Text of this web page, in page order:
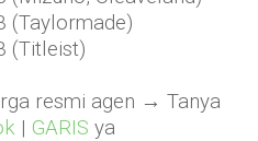
(Taylormade)
(Titleist)
resmi agen → Tanya
| GARIS ya